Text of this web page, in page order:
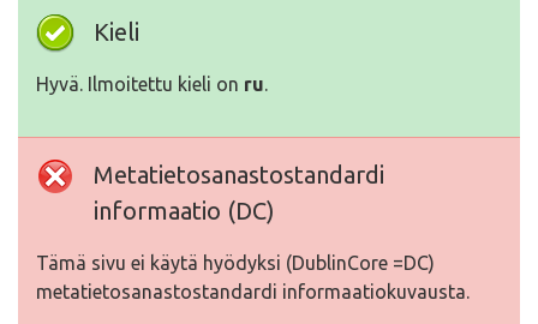
Kieli
Hyvä. Ilmoitettu kieli on ru.
Metatietosanastostandardi
informaatio (DC)
Tämä sivu ei käytä hyödyksi (DublinCore =DC)
metatietosanastostandardi informaatiokuvausta.